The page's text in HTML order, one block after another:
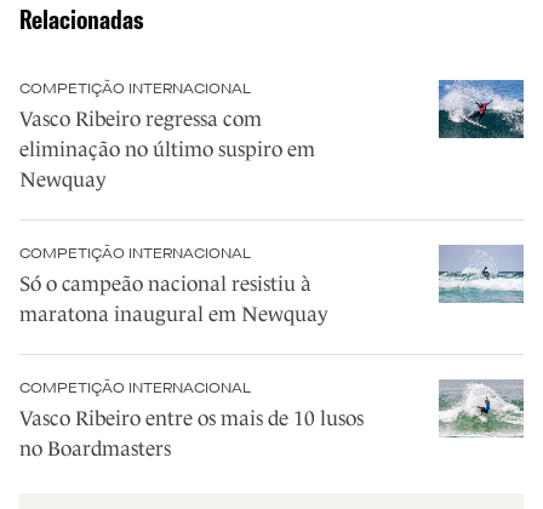
Relacionadas
COMPETIÇÃO INTERNACIONAL
Vasco Ribeiro regressa com
eliminação no último suspiro em
Newquay
COMPETIÇÃO INTERNACIONAL
Só o campeão nacional resistiu à
maratona inaugural em Newquay
COMPETIÇÃO INTERNACIONAL
Vasco Ribeiro entre os mais de 10 lusos
no Boardmasters